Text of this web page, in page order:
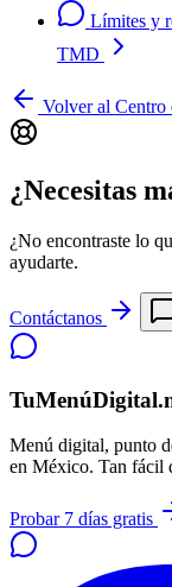
Límites y
TMD
Volver al Centro
¿Necesitas
¿No encontraste lo
ayudarte.
Contáctanos
Menú digital, punto
en México. Tan fácil
Probar 7 días gratis